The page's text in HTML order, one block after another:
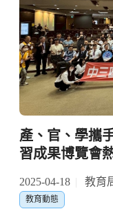
產、官、學攜
習成果博覽會
2025-04-18 教育
教育動態